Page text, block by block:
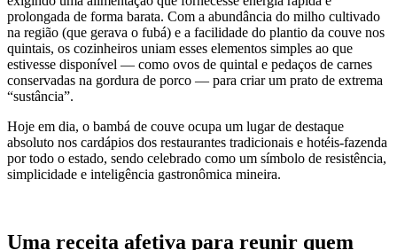
prolongada de forma barata. Com a abundância do milho cultivado
na região (que gerava o fubá) e a facilidade do plantio da couve nos
quintais, os cozinheiros uniam esses elementos simples ao que
estivesse disponível — como ovos de quintal e pedaços de carnes
conservadas na gordura de porco — para criar um prato de extrema
“sustância”.
Hoje em dia, o bambá de couve ocupa um lugar de destaque
absoluto nos cardápios dos restaurantes tradicionais e hotéis-fazenda
por todo o estado, sendo celebrado como um símbolo de resistência,
simplicidade e inteligência gastronômica mineira.
Uma receita afetiva para reunir quem